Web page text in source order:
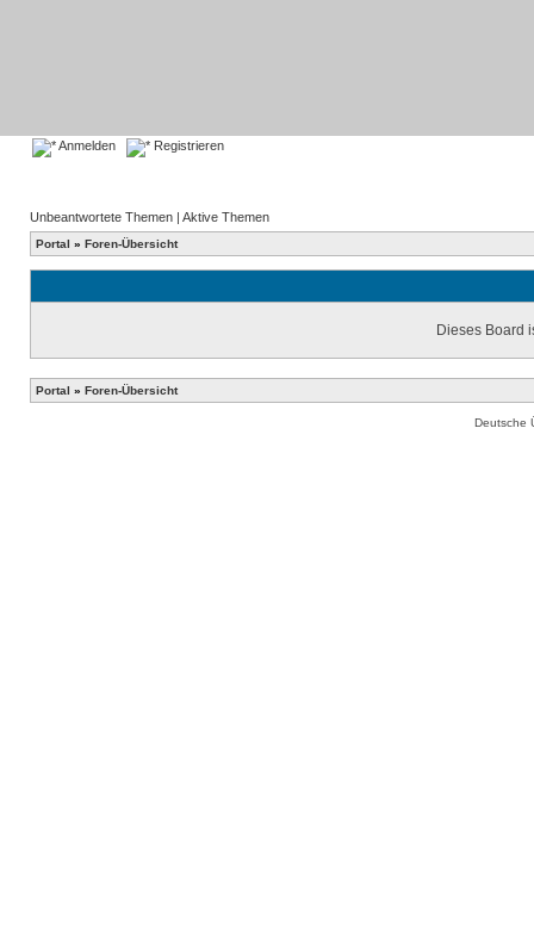
Anmelden Registrieren
Unbeantwortete Themen | Aktive Themen
Portal » Foren-Übersicht
Dieses Board
Portal » Foren-Übersicht
Deutsche